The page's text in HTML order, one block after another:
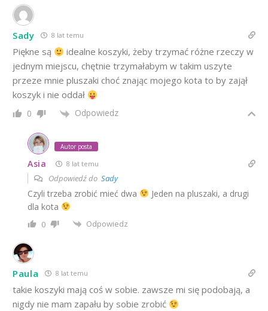
Sady 8 lat temu
Piękne są
idealne koszyki, żeby trzymać różne rzeczy w
jednym miejscu, chętnie trzymałabym w takim uszyte
przeze mnie pluszaki choć znając mojego kota to by zajął
koszyk i nie oddał
0 Odpowiedz
Autor posta
Asia 8 lat temu
Odpowiedź do Sady
Czyli trzeba zrobić mieć dwa
Jeden na pluszaki, a drugi
dla kota
0 Odpowiedz
Paula 8 lat temu
takie koszyki mają coś w sobie. zawsze mi się podobają, a
nigdy nie mam zapału by sobie zrobić